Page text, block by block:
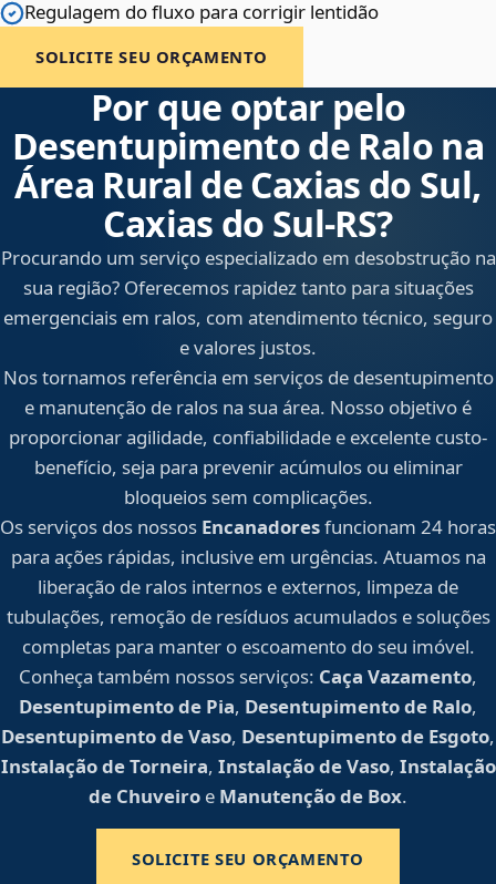
Regulagem do fluxo para corrigir lentidão
SOLICITE SEU ORÇAMENTO
Por que optar pelo
Desentupimento de Ralo na
Área Rural de Caxias do Sul,
Caxias do Sul‑RS?
Procurando um serviço especializado em desobstrução na
sua região? Oferecemos rapidez tanto para situações
emergenciais em ralos, com atendimento técnico, seguro
e valores justos.
Nos tornamos referência em serviços de desentupimento
e manutenção de ralos na sua área. Nosso objetivo é
proporcionar agilidade, confiabilidade e excelente custo-
benefício, seja para prevenir acúmulos ou eliminar
bloqueios sem complicações.
Os serviços dos nossos Encanadoresfuncionam 24 horas
para ações rápidas, inclusive em urgências. Atuamos na
liberação de ralos internos e externos, limpeza de
tubulações, remoção de resíduos acumulados e soluções
completas para manter o escoamento do seu imóvel.
Conheça também nossos serviços: Caça Vazamento,
Desentupimento de Pia, Desentupimento de Ralo,
Desentupimento de Vaso, Desentupimento de Esgoto,
Instalação de Torneira, Instalação de Vaso, Instalação
de Chuveiro e Manutenção de Box.
SOLICITE SEU ORÇAMENTO